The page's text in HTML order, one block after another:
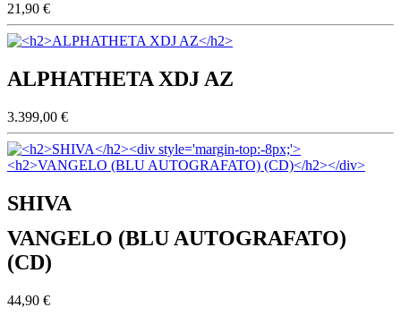
21,90 €
ALPHATHETA XDJ AZ
3.399,00 €
SHIVA
VANGELO (BLU AUTOGRAFATO)
(CD)
44,90 €